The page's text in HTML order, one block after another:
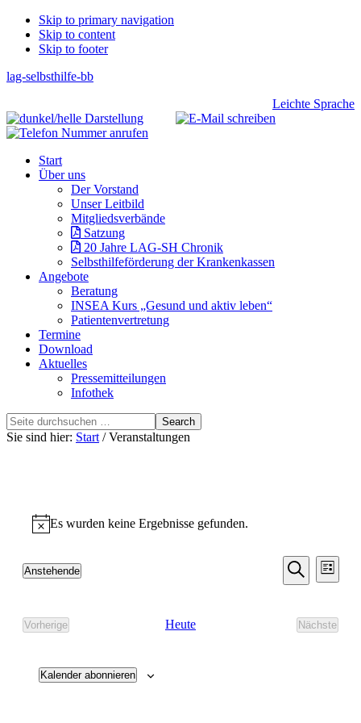
Skip
links
Skip to primary navigation
Skip to content
Skip to footer
lag-selbsthilfe-bb
Header
Right
Leichte Sprache
navigation
Start
Über uns
Der Vorstand
Unser Leitbild
Mitgliedsverbände
Satzung
20 Jahre LAG-SH Chronik
Selbsthilfeförderung der Krankenkassen
Angebote
Beratung
INSEA Kurs „Gesund und aktiv leben“
Patientenvertretung
Termine
Download
Aktuelles
Pressemitteilungen
Infothek
Search
this
Sie sind hier: Start / Veranstaltungen
Hinweis
Es wurden keine Ergebnisse gefunden.
Suche
Suche
Liste
Anstehende
Vorherige
Veranstaltungen
Heute
Nächste
Kalender abonnieren